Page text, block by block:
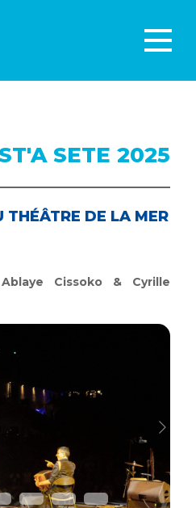
SETE 2025
THÉÂTRE DE LA MER
Cissoko & Cyrille
Next